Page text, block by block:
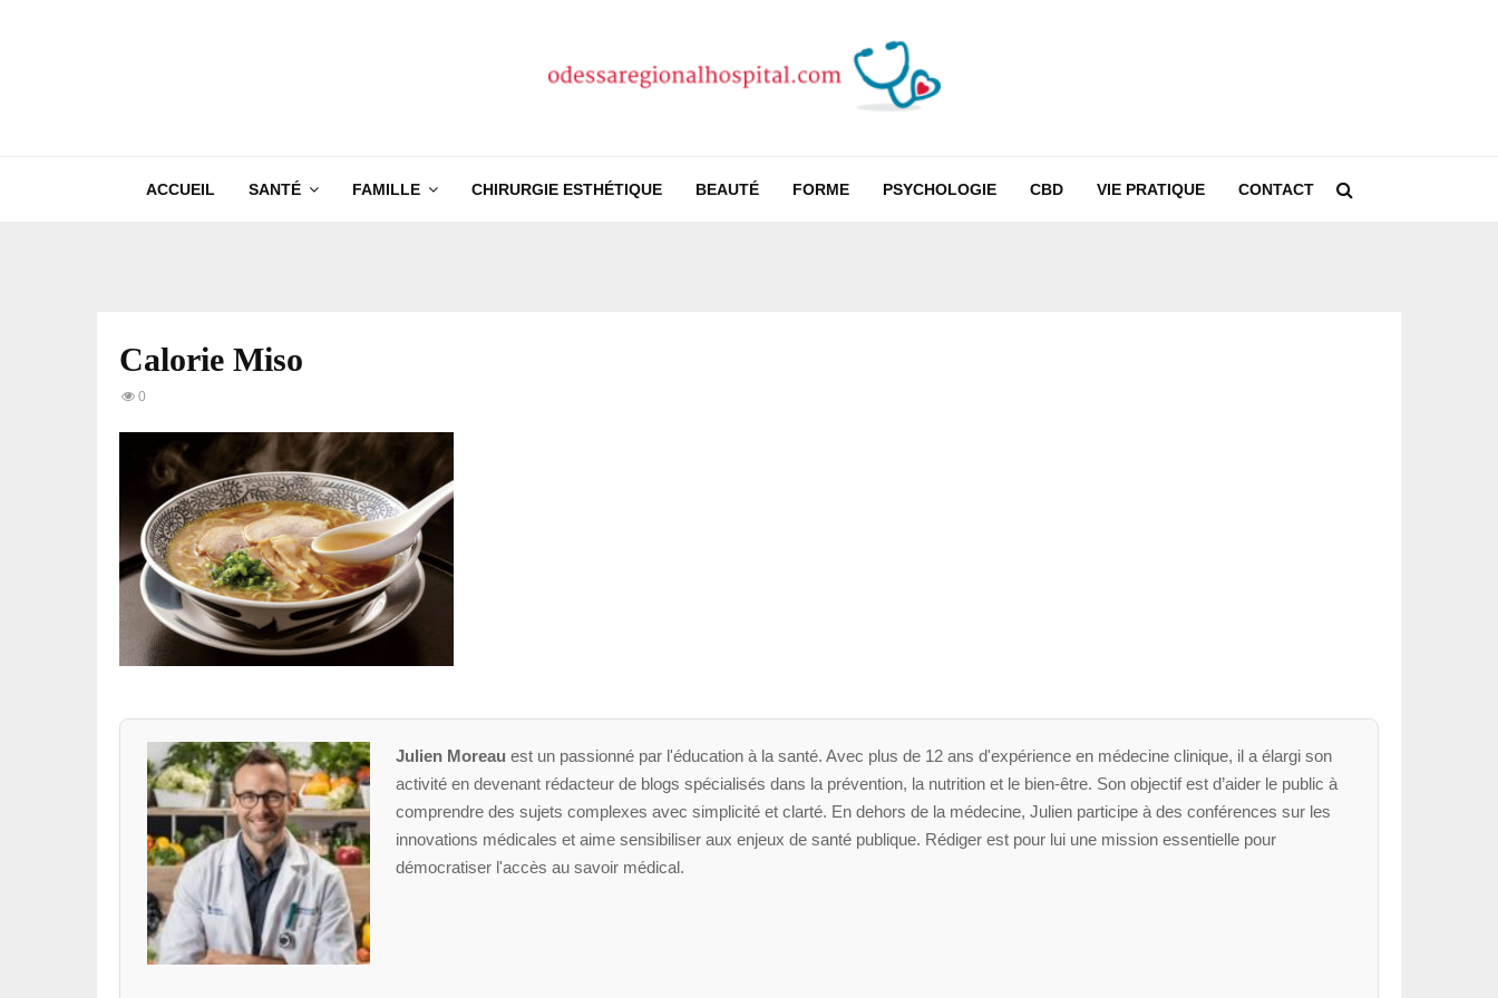
ACCUEIL SANTÉ FAMILLE CHIRURGIE ESTHÉTIQUE BEAUTÉ FORME PSYCHOLOGIE CBD VIE PRATIQUE CONTACT
Calorie Miso
0
Julien Moreau est un passionné par l'éducation à la santé. Avec plus de 12 ans d'expérience en médecine clinique, il a élargi son
activité en devenant rédacteur de blogs spécialisés dans la prévention, la nutrition et le bien-être. Son objectif est d’aider le public à
comprendre des sujets complexes avec simplicité et clarté. En dehors de la médecine, Julien participe à des conférences sur les
innovations médicales et aime sensibiliser aux enjeux de santé publique. Rédiger est pour lui une mission essentielle pour
démocratiser l'accès au savoir médical.